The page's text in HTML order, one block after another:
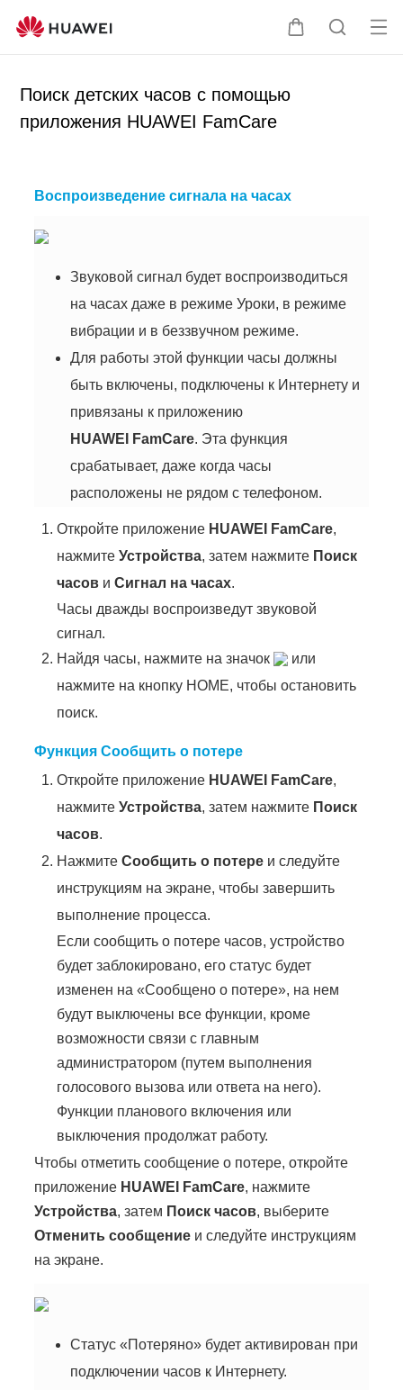
Щ
а
а
П
у
От
Поиск детских часов с помощью
приложения HUAWEI FamCare
Воспроизведение сигнала на часах
Звуковой сигнал будет воспроизводиться
на часах даже в режиме Уроки, в режиме
вибрации и в беззвучном режиме.
Для работы этой функции часы должны
быть включены, подключены к Интернету и
привязаны к приложению
HUAWEI FamCare. Эта функция
срабатывает, даже когда часы
расположены не рядом с телефоном.
Откройте приложение HUAWEI FamCare,
нажмитеУстройства, затем нажмите Поиск
часов иСигнал на часах.
Часы дважды воспроизведут звуковой
сигнал.
Найдя часы, нажмите на значок
или
нажмите на кнопку HOME, чтобы остановить
поиск.
Функция Сообщить о потере
Откройте приложение HUAWEI FamCare,
нажмитеУстройства, затем нажмите Поиск
часов.
НажмитеСообщить о потере и следуйте
инструкциям на экране, чтобы завершить
выполнение процесса.
Если сообщить о потере часов, устройство
будет заблокировано, его статус будет
изменен на «Сообщено о потере», на нем
будут выключены все функции, кроме
возможности связи с главным
администратором (путем выполнения
голосового вызова или ответа на него).
Функции планового включения или
выключения продолжат работу.
Чтобы отметить сообщение о потере, откройте
приложение HUAWEI FamCare, нажмите
Устройства, затем Поиск часов, выберите
Отменить сообщение и следуйте инструкциям
на экране.
Статус «Потеряно» будет активирован при
подключении часов к Интернету.